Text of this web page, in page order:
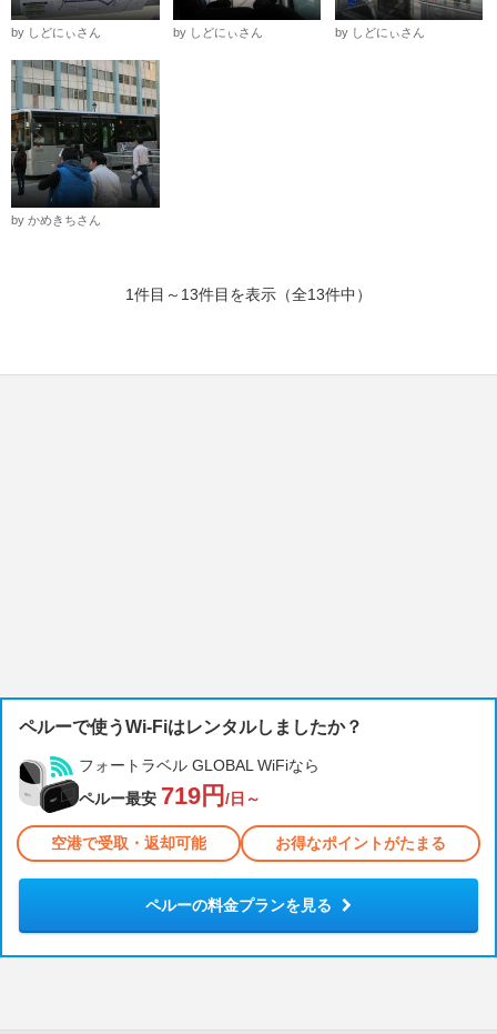
by しどにぃさん by しどにぃさん by しどにぃさん
by かめきちさん
1件目～13件目を表示（全13件中）
ペルーで使うWi-Fiはレンタルしましたか？
フォートラベル GLOBAL WiFiなら
ペルー最安 719円 /日～
空港で受取・返却可能 お得なポイントがたまる
ペルーの料金プランを見る